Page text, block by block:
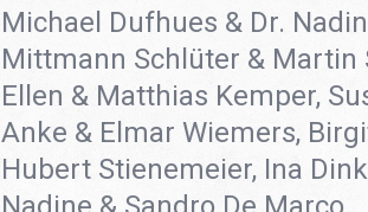
Michael Dufhues & Dr.
Mittmann Schlüter & Martin
Ellen & Matthias Kemper,
Anke & Elmar Wiemers,
Hubert Stienemeier, Ina